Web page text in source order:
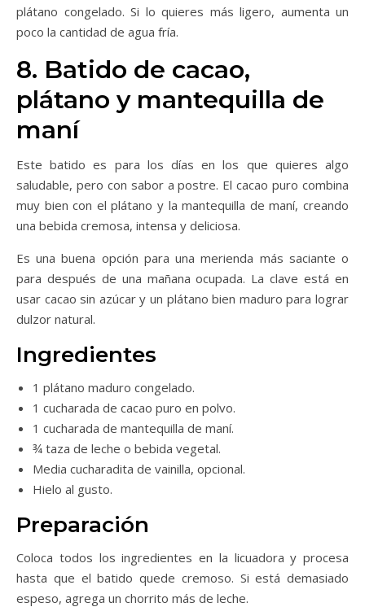
plátano congelado. Si lo quieres más ligero, aumenta un
poco la cantidad de agua fría.
8. Batido de cacao,
plátano y mantequilla de
maní
Este batido es para los días en los que quieres algo
saludable, pero con sabor a postre. El cacao puro combina
muy bien con el plátano y la mantequilla de maní, creando
una bebida cremosa, intensa y deliciosa.
Es una buena opción para una merienda más saciante o
para después de una mañana ocupada. La clave está en
usar cacao sin azúcar y un plátano bien maduro para lograr
dulzor natural.
Ingredientes
1 plátano maduro congelado.
1 cucharada de cacao puro en polvo.
1 cucharada de mantequilla de maní.
¾ taza de leche o bebida vegetal.
Media cucharadita de vainilla, opcional.
Hielo al gusto.
Preparación
Coloca todos los ingredientes en la licuadora y procesa
hasta que el batido quede cremoso. Si está demasiado
espeso, agrega un chorrito más de leche.